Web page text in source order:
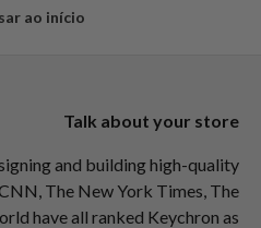
ao início
Talk about your store
and building high-quality
The New York Times, The
have all ranked Keychron as